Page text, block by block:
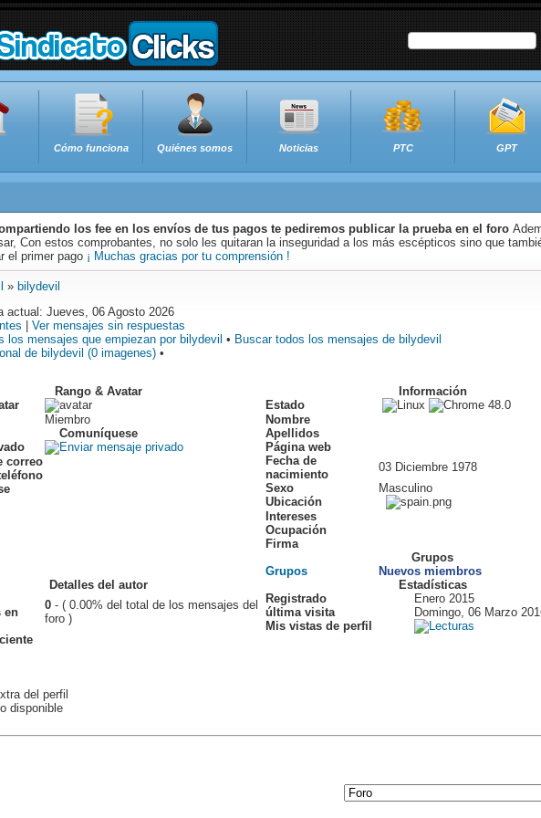
Cómo funciona Quiénes somos Noticias PTC GPT
los fee en los envíos de tus pagos te pediremos publicar la prueba en el foro
Con estos comprobantes, no solo les quitaran la inseguridad a los más escépticos sino que
el primer pago ¡ Muchas gracias por tu comprensión !
» bilydevil
actual: Jueves, 06 Agosto 2026
Ver mensajes sin respuestas
los mensajes que empiezan por bilydevil • Buscar todos los mensajes de bilydevil
de bilydevil (0 imagenes) •
Rango & Avatar
Miembro
Comuníquese
correo
Información
Estado
Nombre
Apellidos
Página web
Fecha de
nacimiento
03 Diciembre 1978
Sexo
Masculino
Ubicación
Intereses
Ocupación
Firma
Grupos
Grupos
Nuevos miembros
Detalles del autor
en
0 - ( 0.00% del total de los mensajes del
foro )
Estadísticas
Registrado
Enero 2015
última visita
Domingo, 06 Marzo
Mis vistas de perfil
del perfil
disponible